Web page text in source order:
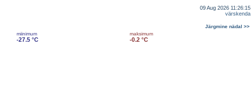
09 Aug 2026 11:26:15
värskenda
Järgmine nädal >>
miinimum
-27.5 °C
maksimum
-0.2 °C